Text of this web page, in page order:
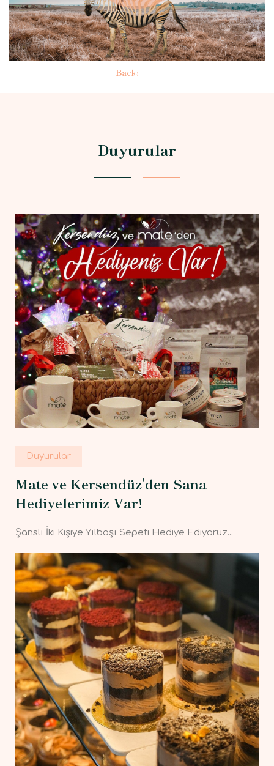
Back s
Duyurular
Duyurular
Mate ve Kersendüz’den Sana
Hediyelerimiz Var!
Şanslı İki Kişiye Yılbaşı Sepeti Hediye Ediyoruz...